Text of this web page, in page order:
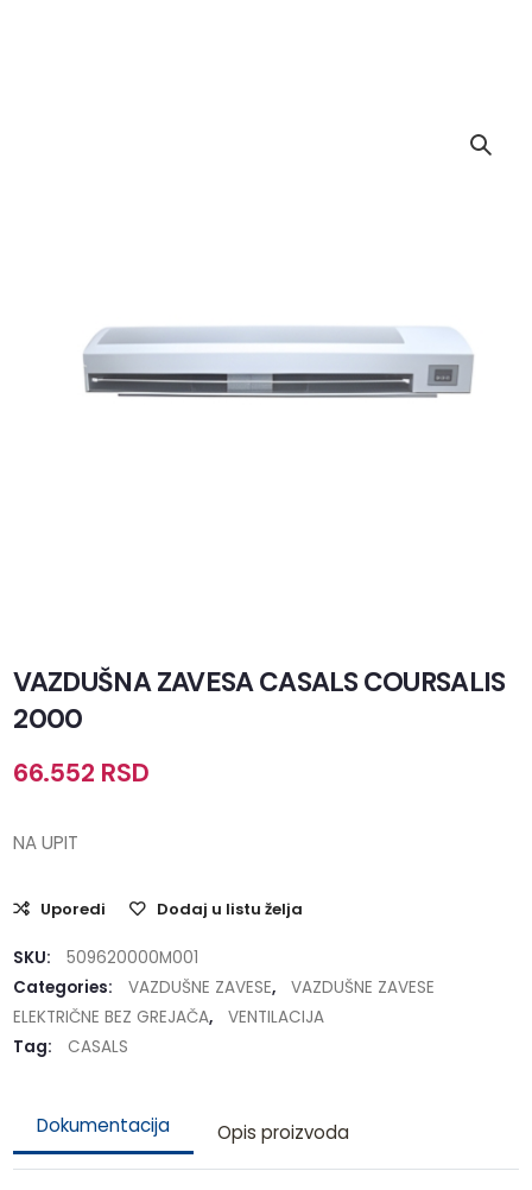
VAZDUŠNA ZAVESA CASALS COURSALIS
2000
66.552 RSD
NA UPIT
Uporedi Dodaj u listu želja
SKU:
509620000M001
Categories:
VAZDUŠNE ZAVESE,
VAZDUŠNE ZAVESE
ELEKTRIČNE BEZ GREJAČA,
VENTILACIJA
Tag:
CASALS
Dokumentacija Opis proizvoda